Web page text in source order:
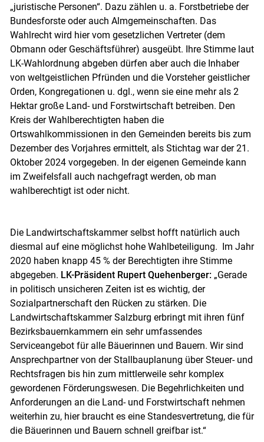
Skip to main content
„juristische Personen“. Dazu zählen u. a. Forstbetriebe der
Bundesforste oder auch Almgemeinschaften. Das
Wahlrecht wird hier vom gesetzlichen Vertreter (dem
Obmann oder Geschäftsführer) ausgeübt. Ihre Stimme laut
LK-Wahlordnung abgeben dürfen aber auch die Inhaber
von weltgeistlichen Pfründen und die Vorsteher geistlicher
Orden, Kongregationen u. dgl., wenn sie eine mehr als 2
Hektar große Land- und Forstwirtschaft betreiben. Den
Kreis der Wahlberechtigten haben die
Ortswahlkommissionen in den Gemeinden bereits bis zum
Dezember des Vorjahres ermittelt, als Stichtag war der 21.
Oktober 2024 vorgegeben. In der eigenen Gemeinde kann
im Zweifelsfall auch nachgefragt werden, ob man
wahlberechtigt ist oder nicht.
Die Landwirtschaftskammer selbst hofft natürlich auch
diesmal auf eine möglichst hohe Wahlbeteiligung. Im Jahr
2020 haben knapp 45 % der Berechtigten ihre Stimme
abgegeben. LK-Präsident Rupert Quehenberger:„Gerade
in politisch unsicheren Zeiten ist es wichtig, der
Sozialpartnerschaft den Rücken zu stärken. Die
Landwirtschaftskammer Salzburg erbringt mit ihren fünf
Bezirksbauernkammern ein sehr umfassendes
Serviceangebot für alle Bäuerinnen und Bauern. Wir sind
Ansprechpartner von der Stallbauplanung über Steuer- und
Rechtsfragen bis hin zum mittlerweile sehr komplex
gewordenen Förderungswesen. Die Begehrlichkeiten und
Anforderungen an die Land- und Forstwirtschaft nehmen
weiterhin zu, hier braucht es eine Standesvertretung, die für
die Bäuerinnen und Bauern schnell greifbar ist.“